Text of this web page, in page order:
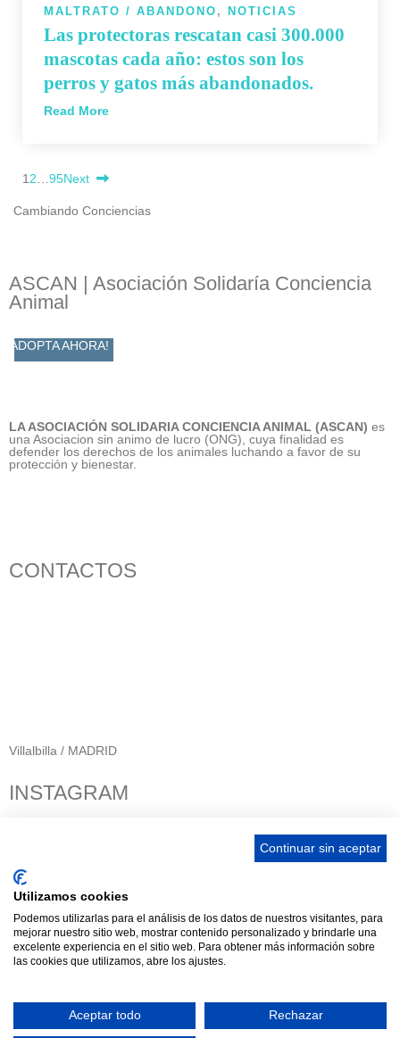
MALTRATO / ABANDONO , NOTICIAS
Las protectoras rescatan casi 300.000
mascotas cada año: estos son los
perros y gatos más abandonados.
Read More
1 2 95Next
Cambiando Conciencias
ASCAN | Asociación Solidaría Conciencia
Animal
ADOPTA AHORA!
LA ASOCIACIÓN SOLIDARIA CONCIENCIA ANIMAL (ASCAN) es
una Asociacion sin animo de lucro (ONG), cuya finalidad es
defender los derechos de los animales luchando a favor de su
protección y bienestar.
CONTACTOS
Villalbilla / MADRID
INSTAGRAM
ENLACES
Contacta
Adopta un perro
Política de Privacidad
Continuar sin aceptar
Utilizamos cookies
Podemos utilizarlas para el análisis de los datos de nuestros visitantes, para
mejorar nuestro sitio web, mostrar contenido personalizado y brindarle una
excelente experiencia en el sitio web. Para obtener más información sobre
las cookies que utilizamos, abre los ajustes.
Aceptar todo Rechazar